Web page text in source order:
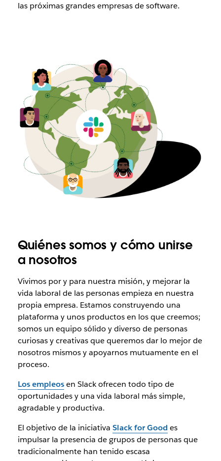
las próximas grandes empresas de software.
Quiénes somos y cómo unirse
a nosotros
Vivimos por y para nuestra misión, y mejorar la
vida laboral de las personas empieza en nuestra
propia empresa. Estamos construyendo una
plataforma y unos productos en los que creemos;
somos un equipo sólido y diverso de personas
curiosas y creativas que queremos dar lo mejor de
nosotros mismos y apoyarnos mutuamente en el
proceso.
Los empleosen Slack ofrecen todo tipo de
oportunidades y una vida laboral más simple,
agradable y productiva.
El objetivo de la iniciativa Slack for Good es
impulsar la presencia de grupos de personas que
tradicionalmente han tenido escasa